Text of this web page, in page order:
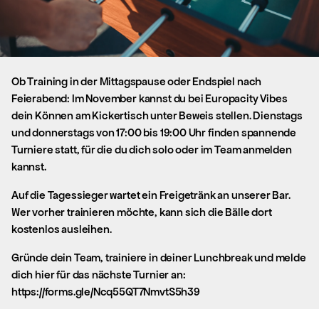
Ob Training in der Mittagspause oder Endspiel nach
Feierabend: Im November kannst du bei Europacity Vibes
dein Können am Kickertisch unter Beweis stellen. Dienstags
und donnerstags von 17:00 bis 19:00 Uhr finden spannende
Turniere statt, für die du dich solo oder im Team anmelden
kannst.
Auf die Tagessieger wartet ein Freigetränk an unserer Bar.
Wer vorher trainieren möchte, kann sich die Bälle dort
kostenlos ausleihen.
Gründe dein Team, trainiere in deiner Lunchbreak und melde
dich hier für das nächste Turnier an:
https://forms.gle/Ncq55QT7NmvtS5h39